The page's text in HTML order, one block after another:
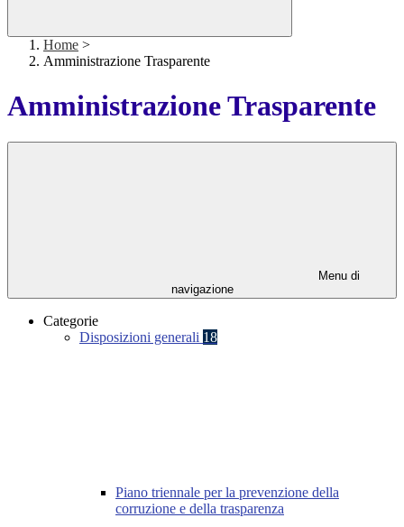
Home >
Amministrazione Trasparente
Amministrazione Trasparente
Menu di
navigazione
Categorie
Disposizioni generali 18
Piano triennale per la prevenzione della
corruzione e della trasparenza